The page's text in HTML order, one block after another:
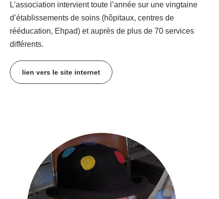
L’association intervient toute l’année sur une vingtaine
d’établissements de soins (hôpitaux, centres de
rééducation, Ehpad) et auprès de plus de 70 services
différents.
lien vers le site internet